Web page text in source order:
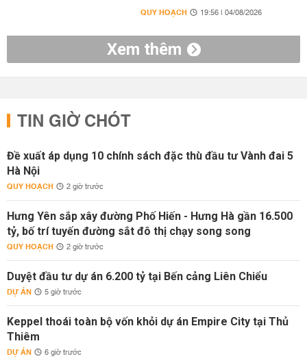
QUY HOẠCH 19:56 | 04/08/2026
Xem thêm
TIN GIỜ CHÓT
Đề xuất áp dụng 10 chính sách đặc thù đầu tư Vành đai 5
Hà Nội
QUY HOẠCH 2 giờ trước
Hưng Yên sắp xây đường Phố Hiến - Hưng Hà gần 16.500
tỷ, bố trí tuyến đường sắt đô thị chạy song song
QUY HOẠCH 2 giờ trước
Duyệt đầu tư dự án 6.200 tỷ tại Bến cảng Liên Chiểu
DỰ ÁN 5 giờ trước
Keppel thoái toàn bộ vốn khỏi dự án Empire City tại Thủ
Thiêm
DỰ ÁN 6 giờ trước